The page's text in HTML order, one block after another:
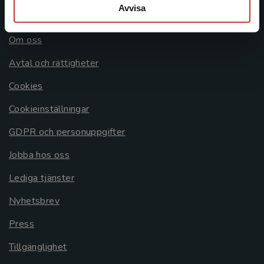
Avvisa
Om oss
Avtal och rättigheter
Cookies
Cookieinställningar
GDPR och personuppgifter
Jobba hos oss
Lediga tjänster
Nyhetsbrev
Press
Tillgänglighet